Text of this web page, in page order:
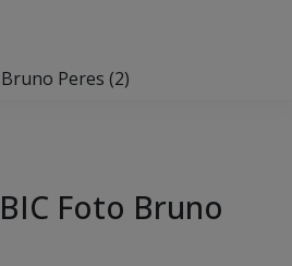
Peres (2)
Foto Bruno